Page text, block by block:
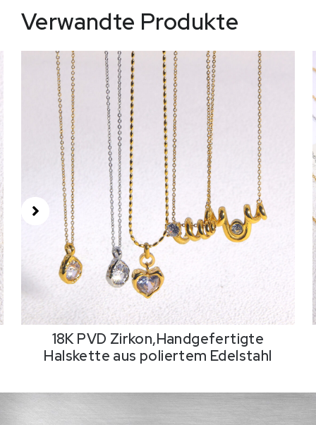
Verwandte Produkte
18K PVD Zirkon,Handgefertigte
Halskette aus poliertem Edelstahl